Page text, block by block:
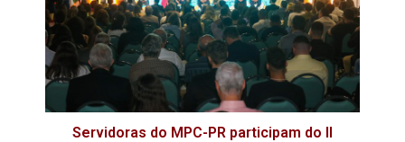
Servidoras do MPC-PR participam do II